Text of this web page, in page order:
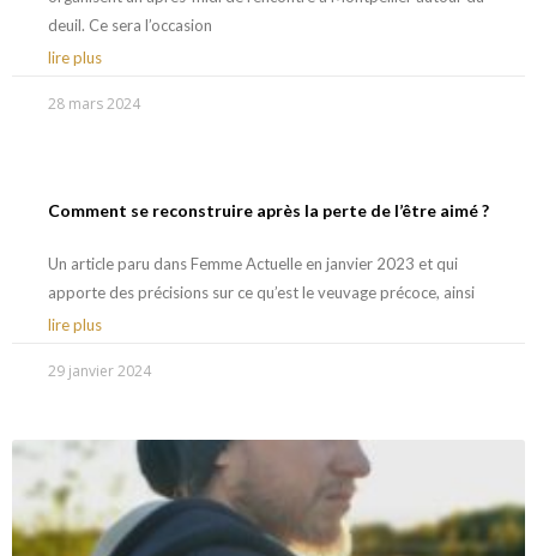
deuil. Ce sera l’occasion
lire plus
28 mars 2024
Comment se reconstruire après la perte de l’être aimé ?
Un article paru dans Femme Actuelle en janvier 2023 et qui
apporte des précisions sur ce qu’est le veuvage précoce, ainsi
lire plus
29 janvier 2024